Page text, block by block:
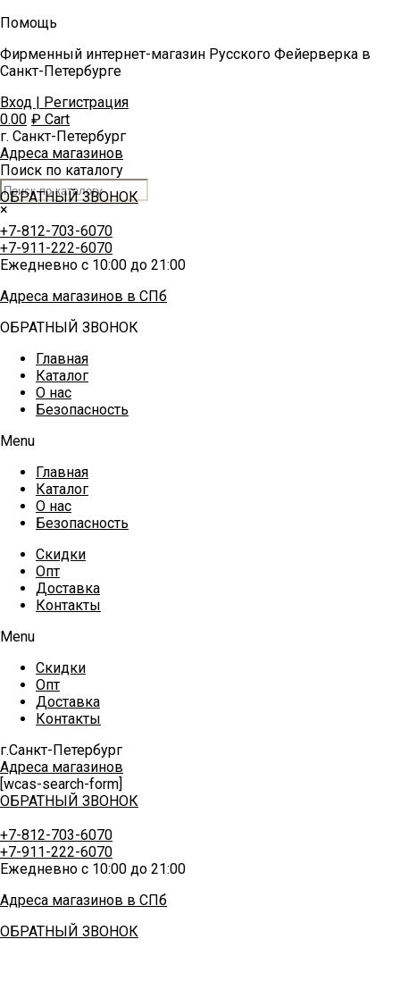
Помощь
Фирменный интернет-магазин Русского Фейерверка в
Санкт-Петербурге
Вход | Регистрация
0.00 ₽ Cart
г. Санкт-Петербург
Адреса магазинов
Поиск по каталогу
×
ОБРАТНЫЙ ЗВОНОК
+7-812-703-6070
+7-911-222-6070
Ежедневно с 10:00 до 21:00
Адреса магазинов в СПб
ОБРАТНЫЙ ЗВОНОК
Главная
Каталог
О нас
Безопасность
Menu
Главная
Каталог
О нас
Безопасность
Скидки
Опт
Доставка
Контакты
Menu
Скидки
Опт
Доставка
Контакты
г.Санкт-Петербург
Адреса магазинов
[wcas-search-form]
ОБРАТНЫЙ ЗВОНОК
+7-812-703-6070
+7-911-222-6070
Ежедневно с 10:00 до 21:00
Адреса магазинов в СПб
ОБРАТНЫЙ ЗВОНОК